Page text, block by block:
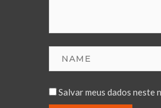
Salvar meus dados neste